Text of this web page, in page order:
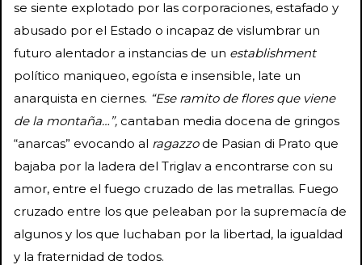
se siente explotado por las corporaciones, estafado y
abusado por el Estado o incapaz de vislumbrar un
futuro alentador a instancias de un establishment
político maniqueo, egoísta e insensible, late un
anarquista en ciernes. “Ese ramito de flores que viene
de la montaña…”, cantaban media docena de gringos
“anarcas” evocando al ragazzode Pasian di Prato que
bajaba por la ladera del Triglav a encontrarse con su
amor, entre el fuego cruzado de las metrallas. Fuego
cruzado entre los que peleaban por la supremacía de
algunos y los que luchaban por la libertad, la igualdad
y la fraternidad de todos.